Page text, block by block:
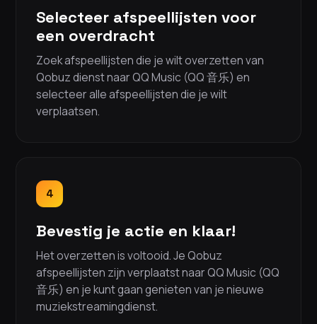
Selecteer afspeellijsten voor
een overdracht
Zoek afspeellijsten die je wilt overzetten van
Qobuz dienst naar QQ Music (QQ 音乐) en
selecteer alle afspeellijsten die je wilt
verplaatsen.
4
Bevestig je actie en klaar!
Het overzetten is voltooid. Je Qobuz
afspeellijsten zijn verplaatst naar QQ Music (QQ
音乐) en je kunt gaan genieten van je nieuwe
muziekstreamingdienst.